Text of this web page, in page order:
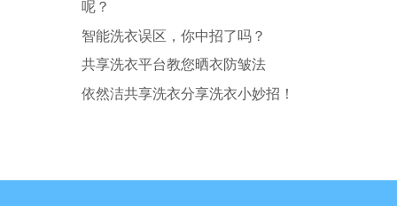
呢？
智能洗衣误区，你中招了吗？
共享洗衣平台教您晒衣防皱法
依然洁共享洗衣分享洗衣小妙招！